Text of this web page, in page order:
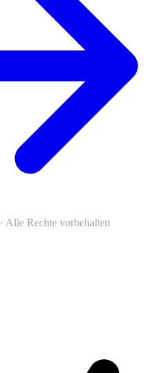
Alle Rechte vorbehalten